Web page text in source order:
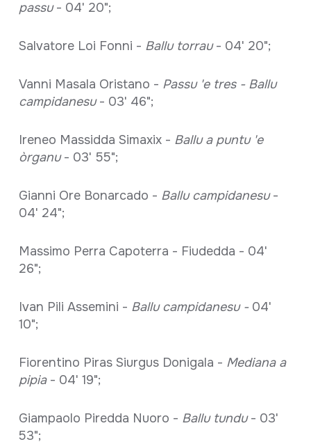
passu- 04' 20";
Salvatore Loi Fonni - Ballu torrau- 04' 20";
Vanni Masala Oristano - Passu 'e tres - Ballu
campidanesu- 03' 46";
Ireneo Massidda Simaxix - Ballu a puntu 'e
òrganu- 03' 55";
Gianni Ore Bonarcado - Ballu campidanesu-
04' 24";
Massimo Perra Capoterra - Fiudedda - 04'
26";
Ivan Pili Assemini - Ballu campidanesu - 04'
10";
Fiorentino Piras Siurgus Donigala - Mediana a
pipia - 04' 19";
Giampaolo Piredda Nuoro - Ballu tundu- 03'
53";